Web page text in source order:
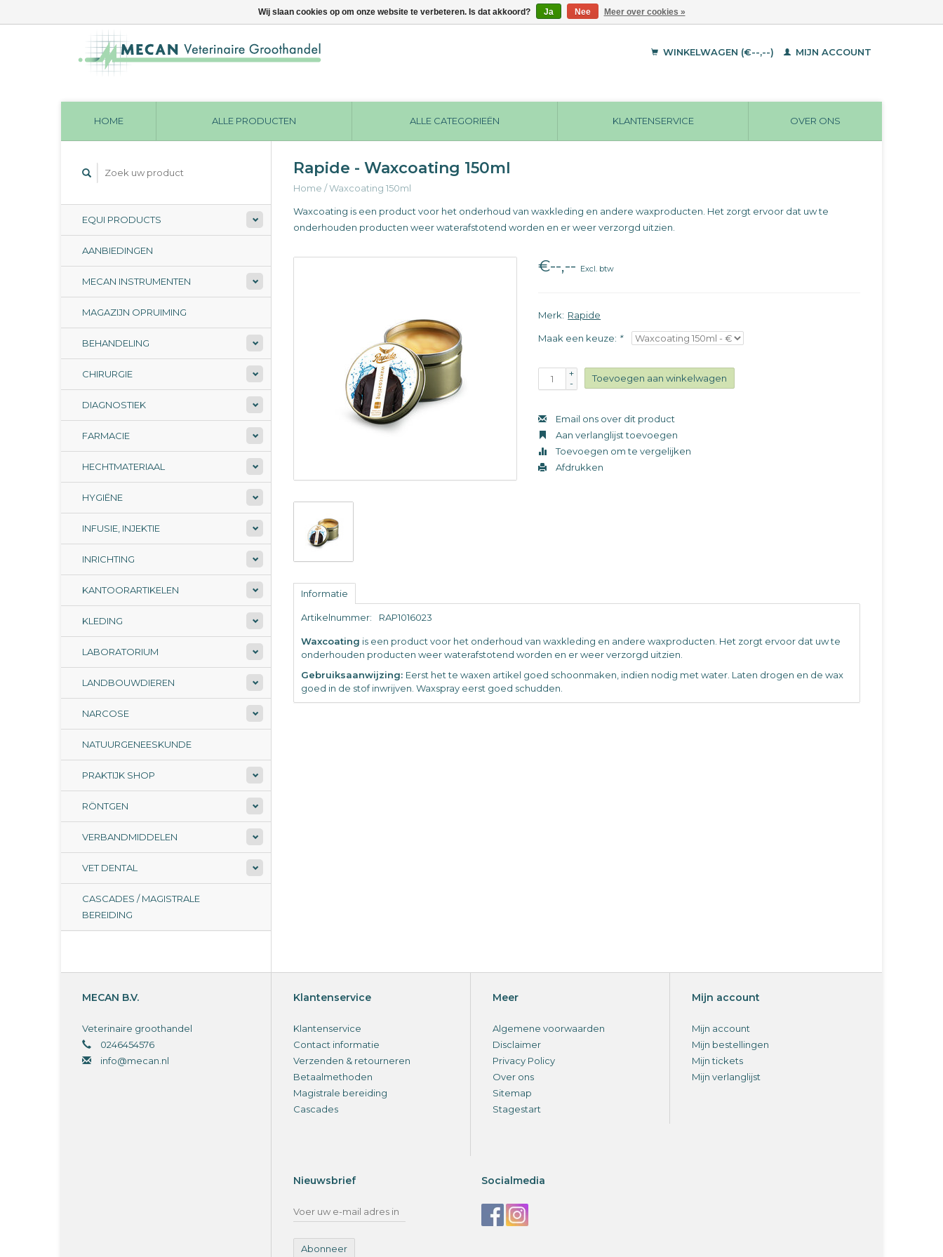
WINKELWAGEN (€--,--) MIJN ACCOUNT
HOME ALLE PRODUCTEN ALLE CATEGORIEËN KLANTENSERVICE OVER ONS
EQUI PRODUCTS
AANBIEDINGEN
MECAN INSTRUMENTEN
MAGAZIJN OPRUIMING
BEHANDELING
CHIRURGIE
DIAGNOSTIEK
FARMACIE
HECHTMATERIAAL
HYGIËNE
INFUSIE, INJEKTIE
INRICHTING
KANTOORARTIKELEN
KLEDING
LABORATORIUM
LANDBOUWDIEREN
NARCOSE
NATUURGENEESKUNDE
PRAKTIJK SHOP
RÖNTGEN
VERBANDMIDDELEN
VET DENTAL
CASCADES / MAGISTRALE
BEREIDING
Rapide - Waxcoating 150ml
Home /Waxcoating 150ml
Waxcoating is een product voor het onderhoud van waxkleding en andere waxproducten. Het zorgt ervoor dat uw te
onderhouden producten weer waterafstotend worden en er weer verzorgd uitzien.
€--,-- Excl. btw
Merk: Rapide
Maak een keuze: *
+
-
Toevoegen aan winkelwagen
Email ons over dit product
Aan verlanglijst toevoegen
Toevoegen om te vergelijken
Afdrukken
Informatie
Artikelnummer: RAP1016023
Waxcoating is een product voor het onderhoud van waxkleding en andere waxproducten. Het zorgt ervoor dat uw te
onderhouden producten weer waterafstotend worden en er weer verzorgd uitzien.
Gebruiksaanwijzing: Eerst het te waxen artikel goed schoonmaken, indien nodig met water. Laten drogen en de wax
goed in de stof inwrijven. Waxspray eerst goed schudden.
MECAN B.V.
Veterinaire groothandel
0246454576
info@mecan.nl
Klantenservice
Klantenservice
Contact informatie
Verzenden & retourneren
Betaalmethoden
Magistrale bereiding
Cascades
Meer
Algemene voorwaarden
Disclaimer
Privacy Policy
Over ons
Sitemap
Stagestart
Mijn account
Mijn account
Mijn bestellingen
Mijn tickets
Mijn verlanglijst
Nieuwsbrief
Abonneer
Socialmedia
Wij slaan cookies op om onze website te verbeteren. Is dat akkoord? Ja Nee Meer over cookies »